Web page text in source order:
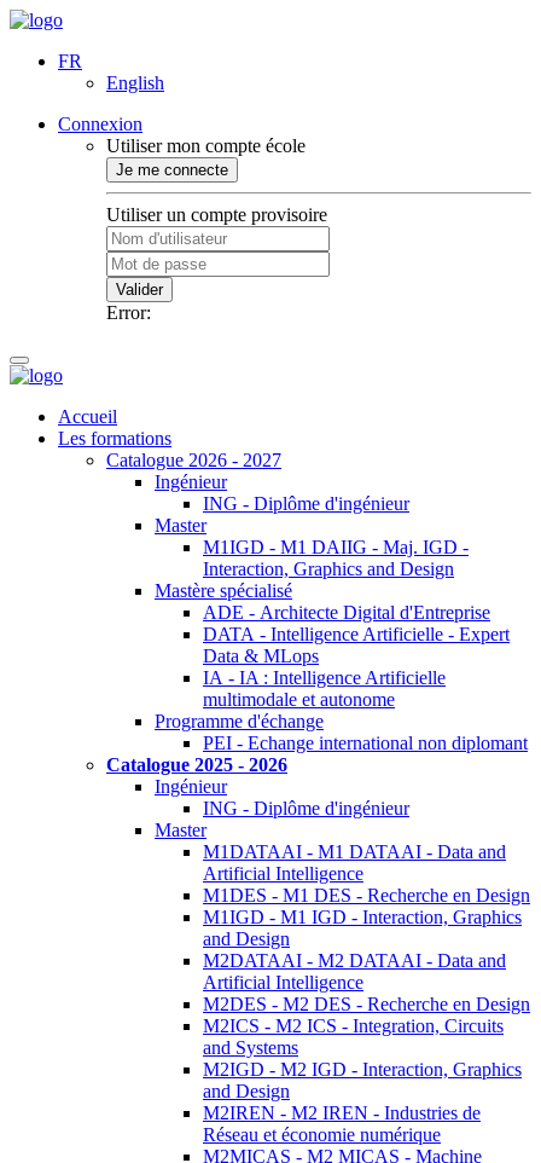
FR
English
Connexion
Utiliser mon compte école
Je me connecte
Utiliser un compte provisoire
Valider
Error:
Accueil
Les formations
Catalogue 2026 - 2027
Ingénieur
ING - Diplôme d'ingénieur
Master
M1IGD - M1 DAIIG - Maj. IGD -
Interaction, Graphics and Design
Mastère spécialisé
ADE - Architecte Digital d'Entreprise
DATA - Intelligence Artificielle - Expert
Data & MLops
IA - IA : Intelligence Artificielle
multimodale et autonome
Programme d'échange
PEI - Echange international non diplomant
Catalogue 2025 - 2026
Ingénieur
ING - Diplôme d'ingénieur
Master
M1DATAAI - M1 DATAAI - Data and
Artificial Intelligence
M1DES - M1 DES - Recherche en Design
M1IGD - M1 IGD - Interaction, Graphics
and Design
M2DATAAI - M2 DATAAI - Data and
Artificial Intelligence
M2DES - M2 DES - Recherche en Design
M2ICS - M2 ICS - Integration, Circuits
and Systems
M2IGD - M2 IGD - Interaction, Graphics
and Design
M2IREN - M2 IREN - Industries de
Réseau et économie numérique
M2MICAS - M2 MICAS - Machine